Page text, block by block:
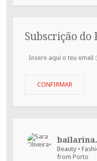
Subscrição do
Insere
CONFIRMAR
Beauty •
from Porto